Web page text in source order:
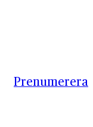
Prenumerera